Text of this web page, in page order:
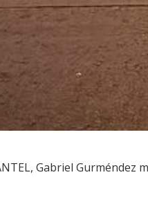
Gabriel Gurméndez